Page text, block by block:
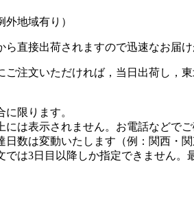
地域有り）
直接出荷されますので迅速なお届け
ご注文いただければ，当日出荷し，
限ります。
は表示されません。お電話などでご
数は変動いたします（例：関西・
は3日目以降しか指定できません。